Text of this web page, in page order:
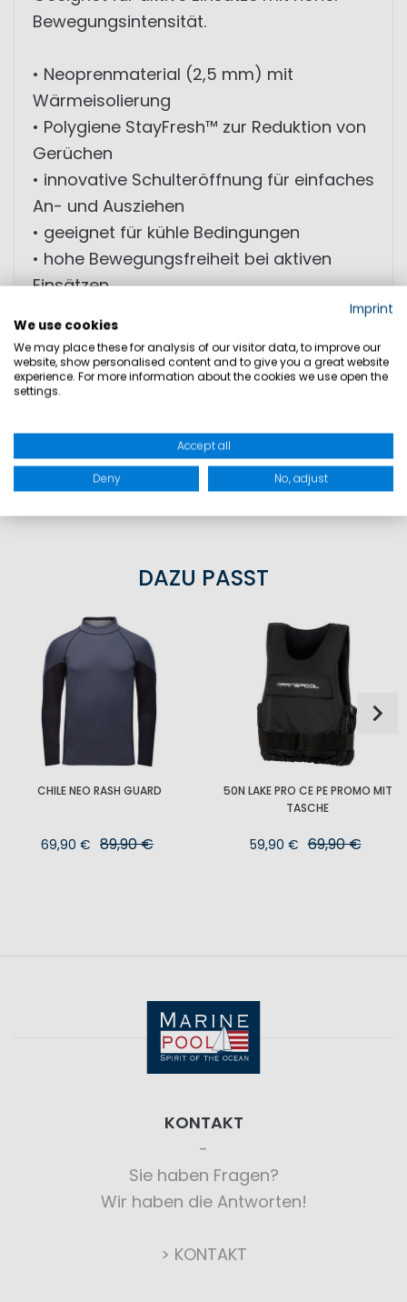
Bewegungsintensität.
• Neoprenmaterial (2,5 mm) mit
Wärmeisolierung
• Polygiene StayFresh™ zur Reduktion von
Gerüchen
• innovative Schulteröffnung für einfaches
An- und Ausziehen
• geeignet für kühle Bedingungen
• hohe Bewegungsfreiheit bei aktiven
Einsätzen
MATERIAL: 100% Neoprenkautschuk; 100%
Nylon; 95% Nylon 5% Spandex; 85% Nylon
PRODUKTSICHERHEIT
DAZU PASST
CHILE NEO RASH GUARD
69,90 € 89,90 €
50N LAKE PRO CE PE PROMO MIT
TASCHE
59,90 € 69,90 €
KONTAKT
Sie haben Fragen?
Wir haben die Antworten!
> KONTAKT
Imprint
We use cookies
We may place these for analysis of our visitor data, to improve our
website, show personalised content and to give you a great website
experience. For more information about the cookies we use open the
settings.
Accept all
Deny No, adjust